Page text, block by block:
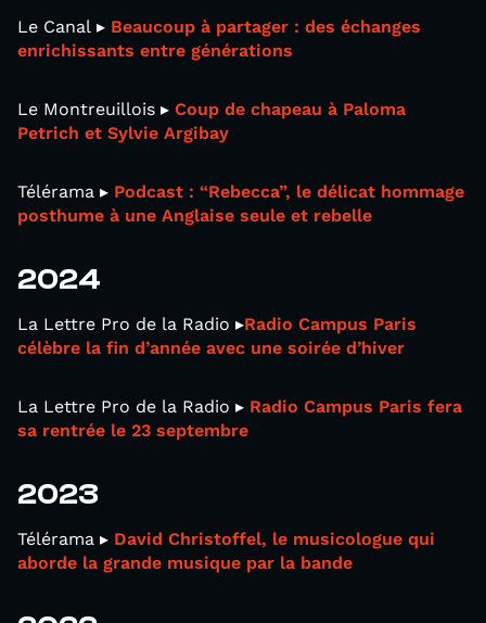
Le Canal ▸ Beaucoup à partager : des échanges
enrichissants entre générations
Le Montreuillois ▸ Coup de chapeau à Paloma
Petrich et Sylvie Argibay
Télérama ▸ Podcast : “Rebecca”, le délicat hommage
posthume à une Anglaise seule et rebelle
2024
La Lettre Pro de la Radio ▸Radio Campus Paris
célèbre la fin d’année avec une soirée d’hiver
La Lettre Pro de la Radio ▸ Radio Campus Paris fera
sa rentrée le 23 septembre
2023
Télérama ▸ David Christoffel, le musicologue qui
aborde la grande musique par la bande